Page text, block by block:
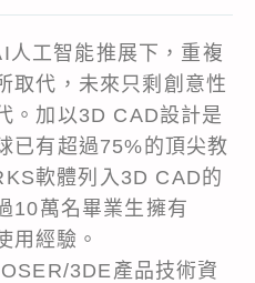
工智能推展下，重複
取代，未來只剩創意性
。加以3D CAD設計是
已有超過75%的頂尖教
軟體列入3D CAD的
10萬名畢業生擁有
用經驗。
3DE產品技術資